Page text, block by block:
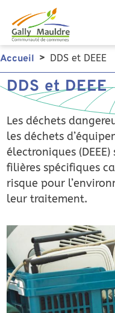
Accueil DDS et DEEE
DDS et DEEE
Les déchets
les déchets
électroniques
filières spécifiques
risque pour
leur traitement.